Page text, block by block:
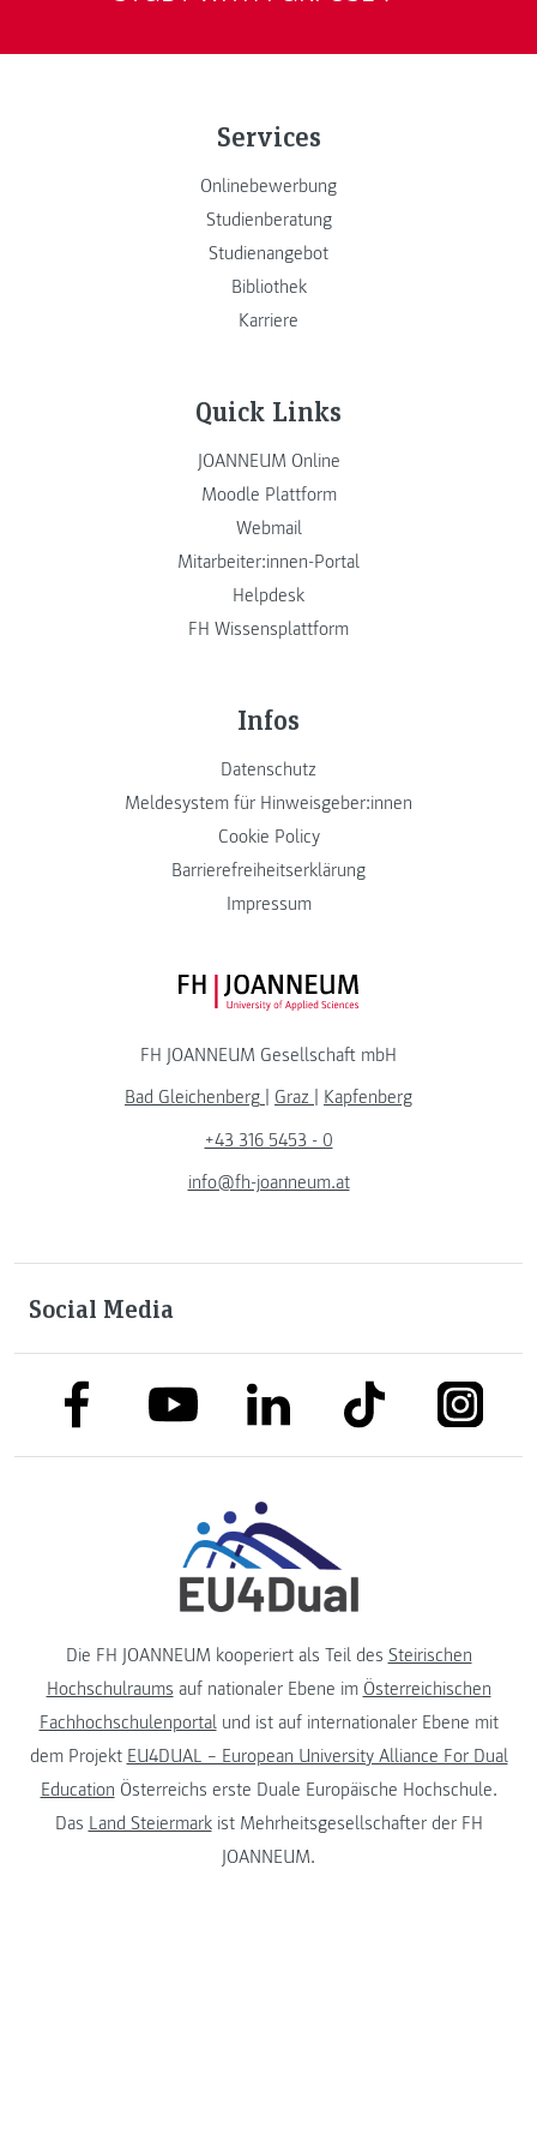
Services
Onlinebewerbung
Studienberatung
Studienangebot
Bibliothek
Karriere
Quick Links
JOANNEUM Online
Moodle Plattform
Webmail
Mitarbeiter:innen-Portal
Helpdesk
FH Wissensplattform
Infos
Datenschutz
Meldesystem für Hinweisgeber:innen
Cookie Policy
Barrierefreiheitserklärung
Impressum
FH JOANNEUM Logo
FH JOANNEUM Gesellschaft mbH
Bad Gleichenberg
Graz
Kapfenberg
+43 316 5453 - 0
info@fh-joanneum.at
Social Media
link to facebooklink to youtubelink to linkedinlink to tiktok
Die FH JOANNEUM kooperiert als Teil des Steirischen
Hochschulraums auf nationaler Ebene im Österreichischen
Fachhochschulenportalund ist auf internationaler Ebene mit
dem Projekt EU4DUAL – European University Alliance For Dual
Education Österreichs erste Duale Europäische Hochschule.
Das Land Steiermarkist Mehrheitsgesellschafter der FH
JOANNEUM.